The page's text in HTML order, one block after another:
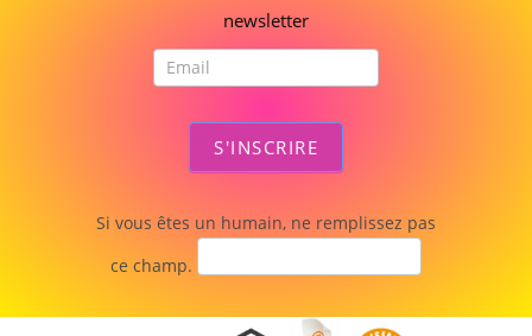
newsletter
S'INSCRIRE
Si vous êtes un humain, ne remplissez pas
ce champ.